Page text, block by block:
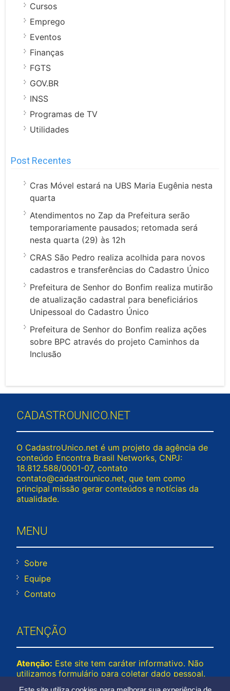
Cursos
Emprego
Eventos
Finanças
FGTS
GOV.BR
INSS
Programas de TV
Utilidades
Post Recentes
Cras Móvel estará na UBS Maria Eugênia nesta
quarta
Atendimentos no Zap da Prefeitura serão
temporariamente pausados; retomada será
nesta quarta (29) às 12h
CRAS São Pedro realiza acolhida para novos
cadastros e transferências do Cadastro Único
Prefeitura de Senhor do Bonfim realiza mutirão
de atualização cadastral para beneficiários
Unipessoal do Cadastro Único
Prefeitura de Senhor do Bonfim realiza ações
sobre BPC através do projeto Caminhos da
Inclusão
CADASTROUNICO.NET
O CadastroUnico.net é um projeto da agência de
conteúdo Encontra Brasil Networks, CNPJ:
18.812.588/0001-07, contato
contato@cadastrounico.net, que tem como
principal missão gerar conteúdos e notícias da
atualidade.
MENU
Sobre
Equipe
Contato
ATENÇÃO
Atenção: Este site tem caráter informativo. Não
utilizamos formulário para coletar dado pessoal.